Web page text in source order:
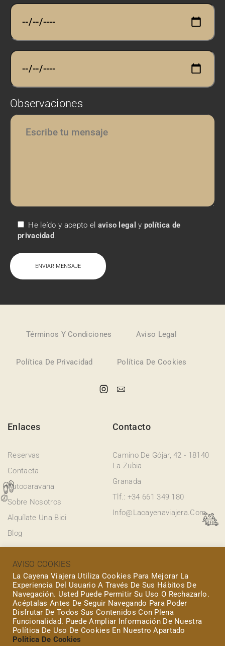
Observaciones
He leído y acepto el aviso legal y política de
privacidad.
Términos Y Condiciones Aviso Legal
Política De Privacidad Política De Cookies
Enlaces
Reservas
Contacta
Autocaravana
Sobre Nosotros
Alquílate Una Bici
Blog
Contacto
Camino De Gójar, 42 - 18140
La Zubia
Granada
Tlf.: +34 661 349 180
Info@lacayenaviajera.com
La Cayena Viajera es una autocaravana disponible para
alquilar en Granada, que te permitirá disfrutar de la libertad
de recorrer lugares increíbles a tu propio ritmo, con todas las
comodidades de un hogar sobre ruedas.
AVISO COOKIES
La Cayena Viajera Utiliza Cookies Para Mejorar La
Experiencia Del Usuario A Través De Sus Hábitos De
Navegación. Usted Puede Permitir Su Uso O Rechazarlo.
Acéptalas Antes De Seguir Navegando Para Poder
Disfrutar De Todos Sus Contenidos Con Plena
Funcionalidad. Puede Ampliar Información De Nuestra
Política De Uso De Cookies En Nuestro Apartado
Política De Cookies